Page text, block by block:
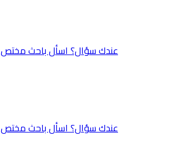
عندك سؤال؟ اسأل باحث مختص
عندك سؤال؟ اسأل باحث مختص